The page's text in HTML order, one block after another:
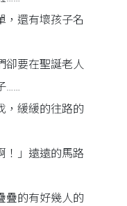
，還有壞孩子名
卻要在聖誕老人
……
，緩緩的往路的
！」遠遠的馬路
疊的有好幾人的